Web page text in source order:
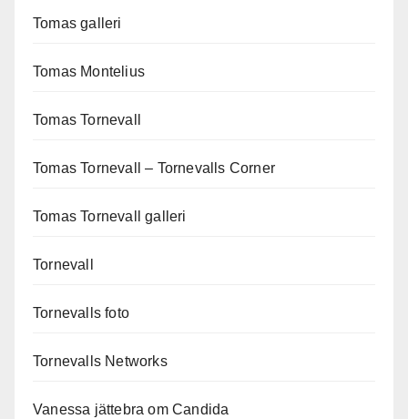
Tomas galleri
Tomas Montelius
Tomas Tornevall
Tomas Tornevall – Tornevalls Corner
Tomas Tornevall galleri
Tornevall
Tornevalls foto
Tornevalls Networks
Vanessa jättebra om Candida